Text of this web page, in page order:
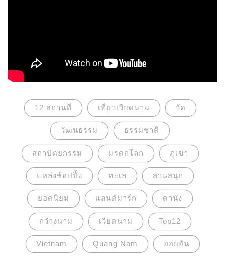
12 สถานที่ เที่ยวเวียดนาม วัด
วัฒนธรรม ธรรมชาติ
สถาปัตยกรรม มรดกโลก ภูเขา
แหล่งช้อปปิ้ง ทะเล สวนสนุก
ยอดนิยม แลนด์มาร์ก ดานัง
กว๋างนาม เวียดนาม Top12
Vietnam Quang Nam ฮอยอัน